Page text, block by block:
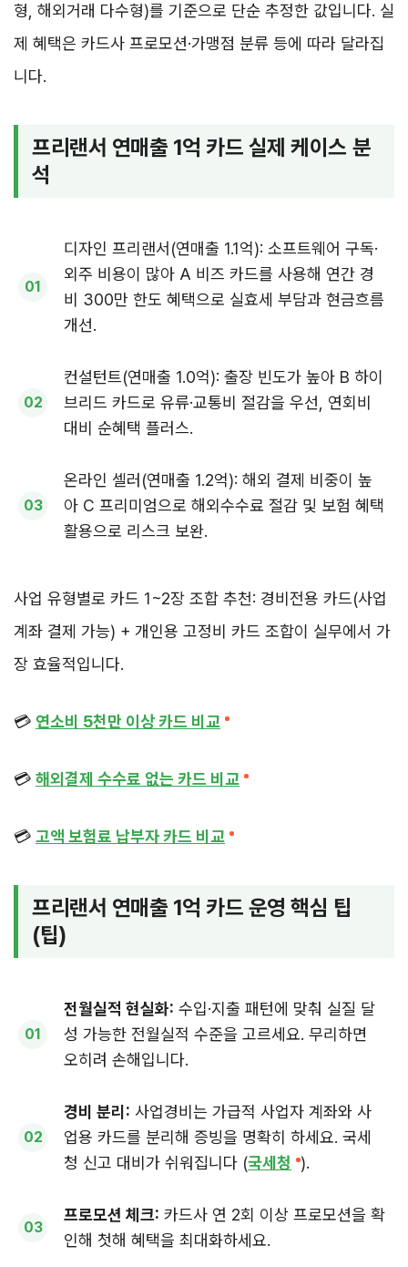
형, 해외거래 다수형)를 기준으로 단순 추정한 값입니다. 실
제 혜택은 카드사 프로모션·가맹점 분류 등에 따라 달라집
니다.
프리랜서 연매출 1억 카드 실제 케이스 분
석
디자인 프리랜서(연매출 1.1억): 소프트웨어 구독·
외주 비용이 많아 A 비즈 카드를 사용해 연간 경
비 300만 한도 혜택으로 실효세 부담과 현금흐름
개선.
컨설턴트(연매출 1.0억): 출장 빈도가 높아 B 하이
브리드 카드로 유류·교통비 절감을 우선, 연회비
대비 순혜택 플러스.
온라인 셀러(연매출 1.2억): 해외 결제 비중이 높
아 C 프리미엄으로 해외수수료 절감 및 보험 혜택
활용으로 리스크 보완.
사업 유형별로 카드 1~2장 조합 추천: 경비전용 카드(사업
계좌 결제 가능) + 개인용 고정비 카드 조합이 실무에서 가
장 효율적입니다.
💳 연소비 5천만 이상 카드 비교
💳 해외결제 수수료 없는 카드 비교
💳 고액 보험료 납부자 카드 비교
프리랜서 연매출 1억 카드 운영 핵심 팁
(팁)
전월실적 현실화: 수입·지출 패턴에 맞춰 실질 달
성 가능한 전월실적 수준을 고르세요. 무리하면
오히려 손해입니다.
경비 분리: 사업경비는 가급적 사업자 계좌와 사
업용 카드를 분리해 증빙을 명확히 하세요. 국세
청 신고 대비가 쉬워집니다 (국세청 ).
프로모션 체크: 카드사 연 2회 이상 프로모션을 확
인해 첫해 혜택을 최대화하세요.